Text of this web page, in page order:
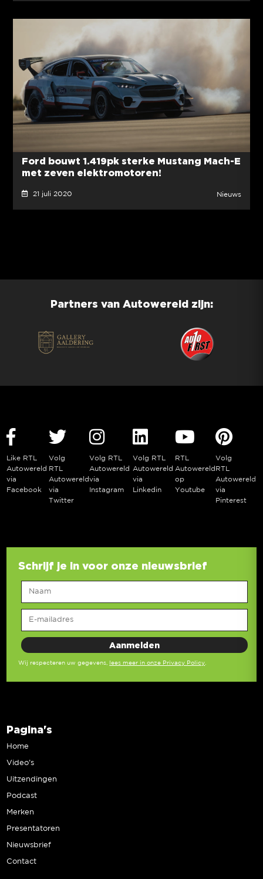
Ford bouwt 1.419pk sterke Mustang Mach-E
met zeven elektromotoren!
21 juli 2020 Nieuws
Partners van Autowereld zijn:
Like RTL
Autowereld
via
Facebook
Volg
RTL
Autowereld
via
Twitter
Volg RTL
Autowereld
via
Instagram
Volg RTL
Autowereld
via
Linkedin
RTL
Autowereld
op
Youtube
Volg
RTL
Autowereld
via
Pinterest
Schrijf je in voor onze nieuwsbrief
Wij respecteren uw gegevens, lees meer in onze Privacy Policy.
Pagina's
Home
Video’s
Uitzendingen
Podcast
Merken
Presentatoren
Nieuwsbrief
Contact